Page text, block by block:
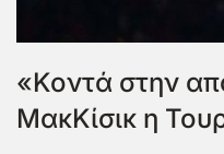
«Κοντά στην
ΜακΚίσικ η